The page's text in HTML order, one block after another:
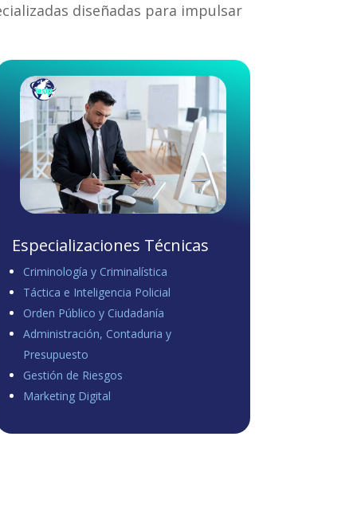
1 1 0
diseñadas para impulsar
Especializaciones Técnicas
Criminología y Criminalística
Táctica e Inteligencia Policial
Orden Público y Ciudadanía
Administración, Contaduria y
Presupuesto
Gestión de Riesgos
Marketing Digital